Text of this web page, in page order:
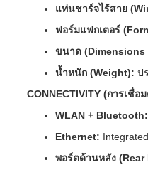
แท่นชาร์จไร้สาย
ฟอร์มแฟกเตอร์
ขนาด (Dimensions
น้ำหนัก (Weight): ป
CONNECTIVITY (การเชื่อ
WLAN + Bluetooth:
Ethernet:
พอร์ตด้านหลัง (Rear